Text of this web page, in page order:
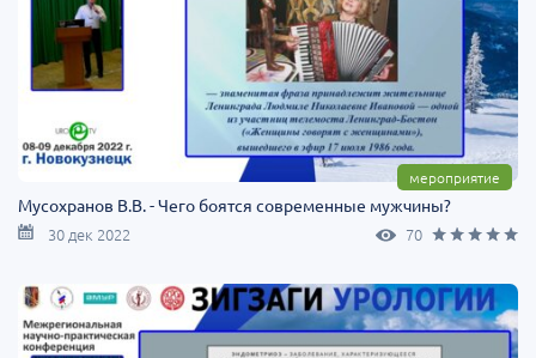
мероприятие
Мусохранов В.В. - Чего боятся современные мужчины?
30 дек 2022 70